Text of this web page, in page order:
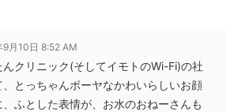
月10日 8:52 AM
んクリニック(そしてイモトのWi-Fi)の社
、とっちゃんボーヤなかわいらしいお顔
、ふとした表情が、お水のおねーさんも